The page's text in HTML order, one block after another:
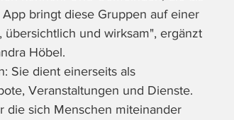
bringt diese Gruppen auf einer
und wirksam", ergänzt
Höbel.
Sie dient einerseits als
Veranstaltungen und Dienste.
die sich Menschen miteinander